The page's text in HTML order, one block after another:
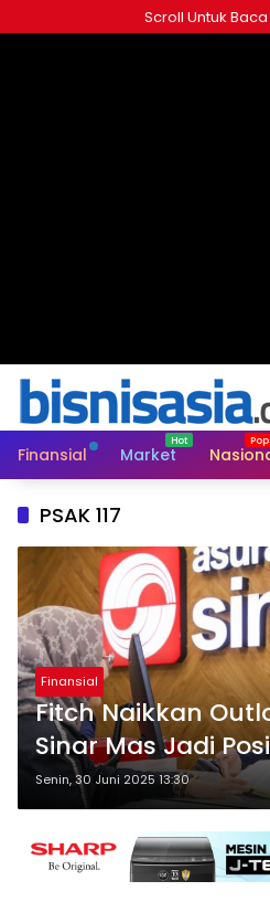
ke
Scroll Untuk
Finansial Market
PSAK 117
Finansial
Fitch Naikkan
Sinar Mas Jadi
dan ROE Jadi
Senin, 30 Juni 2025 13:30